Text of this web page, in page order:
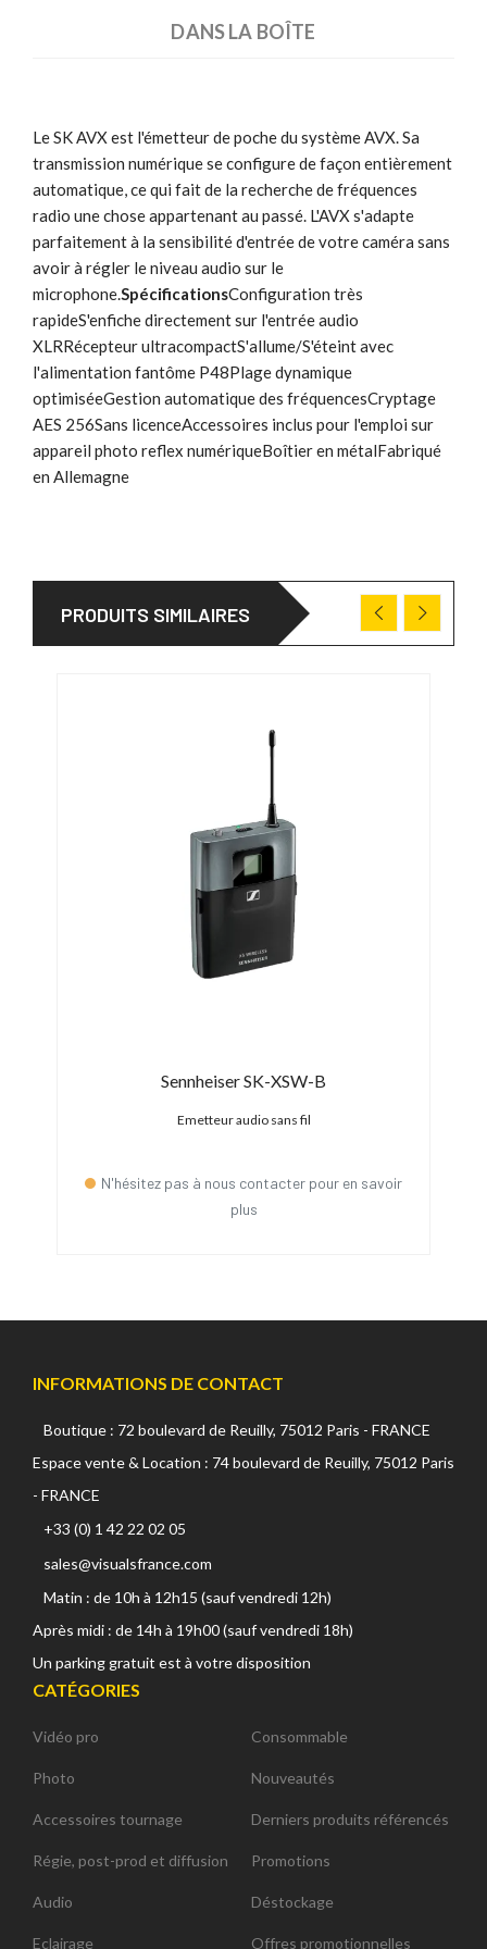
DANS LA BOÎTE
Le SK AVX est l'émetteur de poche du système AVX. Sa
transmission numérique se configure de façon entièrement
automatique, ce qui fait de la recherche de fréquences
radio une chose appartenant au passé. L'AVX s'adapte
parfaitement à la sensibilité d'entrée de votre caméra sans
avoir à régler le niveau audio sur le
microphone. SpécificationsConfiguration très
rapideS'enfiche directement sur l'entrée audio
XLRRécepteur ultracompactS'allume/S'éteint avec
l'alimentation fantôme P48Plage dynamique
optimiséeGestion automatique des fréquencesCryptage
AES 256Sans licenceAccessoires inclus pour l'emploi sur
appareil photo reflex numériqueBoîtier en métalFabriqué
en Allemagne
PRODUITS SIMILAIRES
Sennheiser SK-XSW-B
Emetteur audio sans fil
N'hésitez pas à nous contacter pour en savoir
plus
INFORMATIONS DE CONTACT
Boutique : 72 boulevard de Reuilly, 75012 Paris - FRANCE
Espace vente & Location : 74 boulevard de Reuilly, 75012 Paris
- FRANCE
+33 (0) 1 42 22 02 05
sales@visualsfrance.com
Matin : de 10h à 12h15 (sauf vendredi 12h)
Après midi : de 14h à 19h00 (sauf vendredi 18h)
Un parking gratuit est à votre disposition
CATÉGORIES
Vidéo pro
Photo
Accessoires tournage
Régie, post-prod et diffusion
Audio
Eclairage
Consommable
Nouveautés
Derniers produits référencés
Promotions
Déstockage
Offres promotionnelles